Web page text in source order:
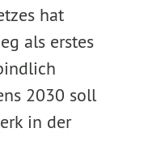
hat
als erstes
2030 soll
in der